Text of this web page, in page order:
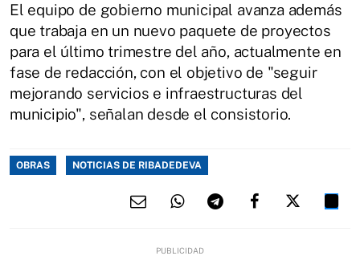
El equipo de gobierno municipal avanza además
que trabaja en un nuevo paquete de proyectos
para el último trimestre del año, actualmente en
fase de redacción, con el objetivo de "seguir
mejorando servicios e infraestructuras del
municipio", señalan desde el consistorio.
OBRAS NOTICIAS DE RIBADEDEVA